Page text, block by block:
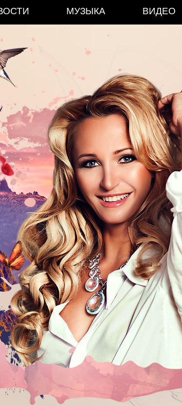
МУЗЫКА ВИДЕО